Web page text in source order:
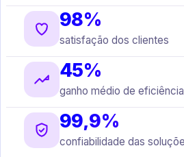
98%
satisfação dos clientes
45%
ganho médio de eficiência
99,9%
confiabilidade das